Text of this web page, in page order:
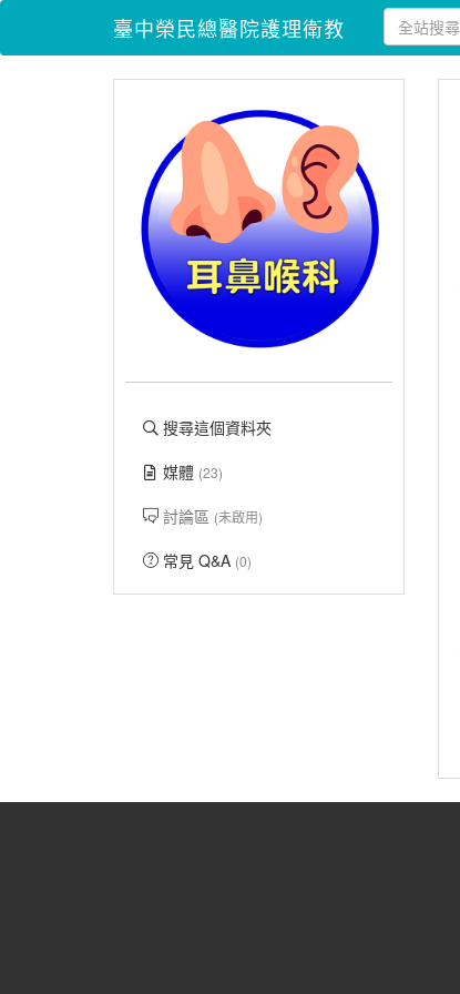
臺中榮民總醫院護理衛教
搜尋這個資料夾
媒體 (23)
討論區 (未啟用)
常見 Q&A (0)